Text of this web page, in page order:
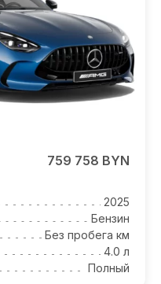
759 758 BYN
2025
Бензин
Без пробега км
4.0 л
Полный